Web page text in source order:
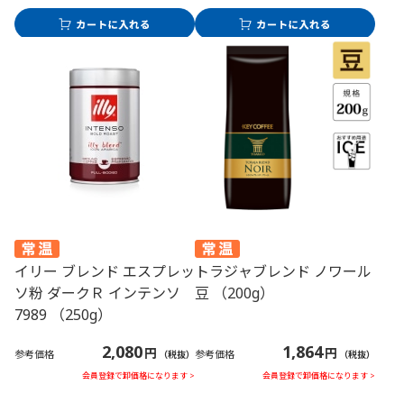
イリー ブレンド エスプレッ
ソ粉 ダークＲ インテンソ
7989 （250g）
参考価格 2,080円 （税抜）
会員登録で卸価格になります >
トラジャブレンド ノワール
豆 （200g）
参考価格 1,864円 （税抜）
会員登録で卸価格になります >